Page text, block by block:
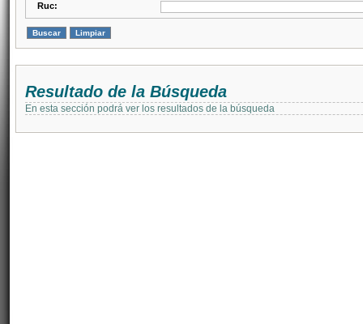
Ruc:
Resultado de la Búsqueda
En esta sección podrá ver los resultados de la búsqueda